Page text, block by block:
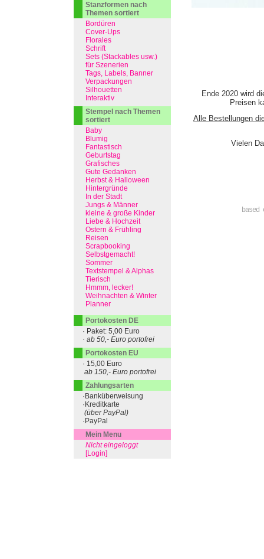
Ende 2020 wird
Preisen
Alle Bestellungen
Vielen
Stanzformen nach
Themen sortiert
Bordüren
Cover-Ups
Florales
Schrift
Sets (Stackables usw.)
für Szenerien
Tags, Labels, Banner
Verpackungen
Silhouetten
Interaktiv
Stempel nach Themen
sortiert
Baby
Blumig
Fantastisch
Geburtstag
Grafisches
Gute Gedanken
Herbst & Halloween
Hintergründe
In der Stadt
Jungs & Männer
kleine & große Kinder
Liebe & Hochzeit
Ostern & Frühling
Reisen
Scrapbooking
Selbstgemacht!
Sommer
Textstempel & Alphas
Tierisch
Hmmm, lecker!
Weihnachten & Winter
Planner
Portokosten DE
· Paket: 5,00 Euro
· ab 50,- Euro portofrei
Portokosten EU
· 15,00 Euro
ab 150,- Euro portofrei
Zahlungsarten
·Banküberweisung
·Kreditkarte
(über PayPal)
·PayPal
Mein Menu
Nicht eingeloggt
[Login]